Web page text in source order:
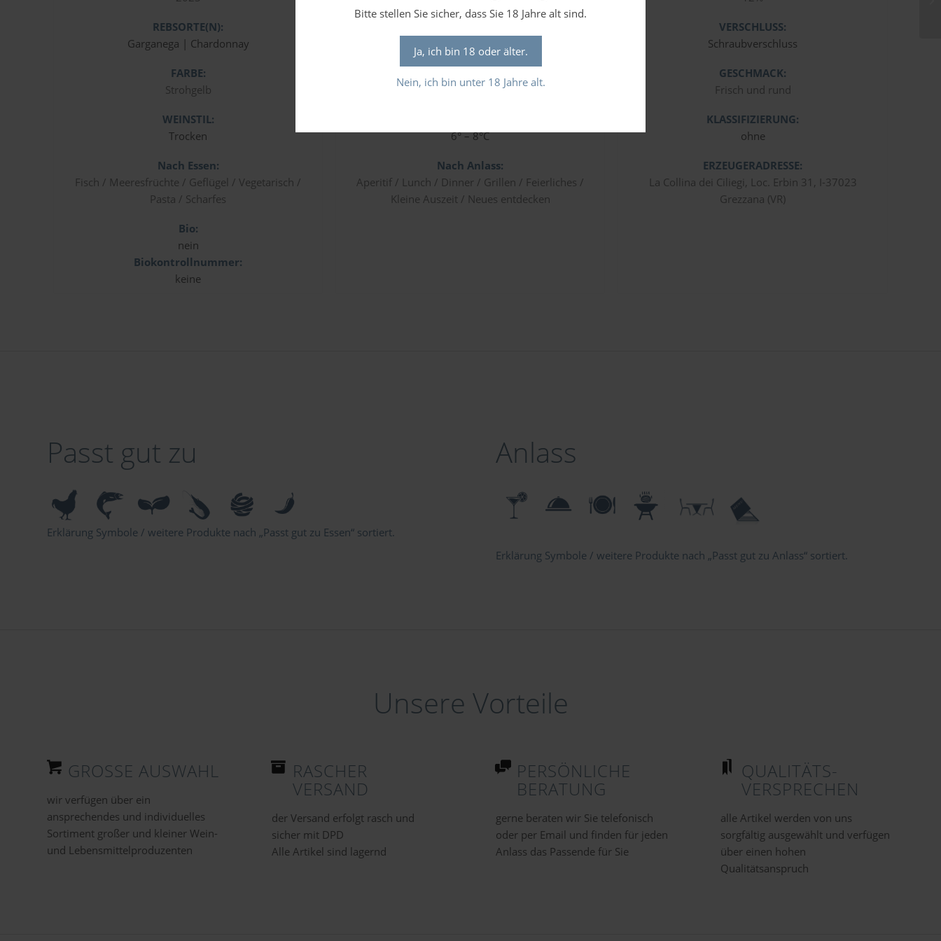
Bitte stellen Sie sicher, dass Sie 18 Jahre alt sind.
Ja, ich bin 18 oder älter.
Nein, ich bin unter 18 Jahre alt.
REBSORTE(N):
Garganega | Chardonnay
FARBE:
Strohgelb
WEINSTIL:
Trocken
Nach Essen:
Fisch / Meeresfrüchte / Geflügel / Vegetarisch /
Pasta / Scharfes
Bio:
nein
Biokontrollnummer:
keine
Stahltank
Weiße Früchte
6° – 8°C
Nach Anlass:
Aperitif / Lunch / Dinner / Grillen / Feierliches /
Kleine Auszeit / Neues entdecken
VERSCHLUSS:
Schraubverschluss
GESCHMACK:
Frisch und rund
KLASSIFIZIERUNG:
ohne
ERZEUGERADRESSE:
La Collina dei Ciliegi, Loc. Erbin 31, I-37023
Grezzana (VR)
Passt gut zu
Erklärung Symbole / weitere Produkte nach „Passt gut zu Essen“ sortiert.
Anlass
Erklärung Symbole / weitere Produkte nach „Passt gut zu Anlass“ sortiert.
Unsere Vorteile
GROSSE AUSWAHL
wir verfügen über ein
ansprechendes und individuelles
Sortiment großer und kleiner Wein-
und Lebensmittelproduzenten
RASCHER
VERSAND
der Versand erfolgt rasch und
sicher mit DPD
Alle Artikel sind lagernd
PERSÖNLICHE
BERATUNG
gerne beraten wir Sie telefonisch
oder per Email und finden für jeden
Anlass das Passende für Sie
QUALITÄTS-
VERSPRECHEN
alle Artikel werden von uns
sorgfältig ausgewählt und verfügen
über einen hohen
Qualitätsanspruch